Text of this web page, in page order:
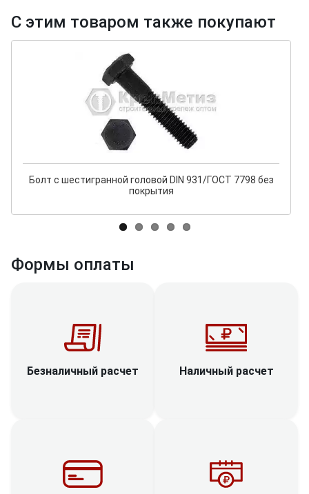
С этим товаром также покупают
Болт с шестигранной головой DIN 931/ГОСТ 7798 без
покрытия
Формы оплаты
Безналичный расчет Наличный расчет